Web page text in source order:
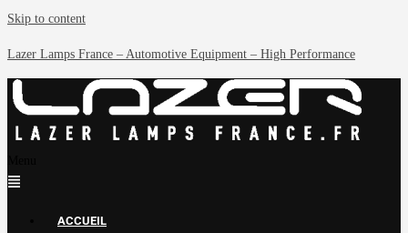
Skip to content
Lazer Lamps France – Automotive Equipment – High Performance
ACCUEIL